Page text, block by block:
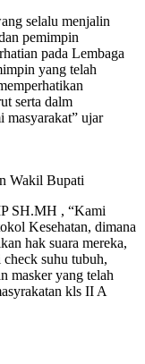
selalu menjalin
pemimpin
pada Lembaga
yang telah
serta dalm
masyarakat” ujar
Wakil Bupati
SH.MH , “Kami
Kesehatan, dimana
hak suara mereka,
suhu tubuh,
masker yang telah
kls II A